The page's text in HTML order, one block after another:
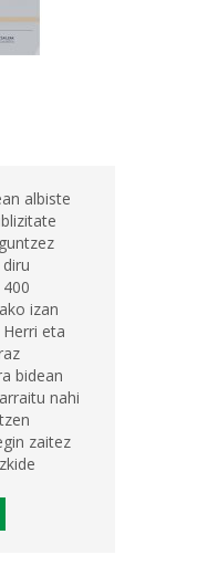
albiste
izan
eta
bidean
nahi
zaitez